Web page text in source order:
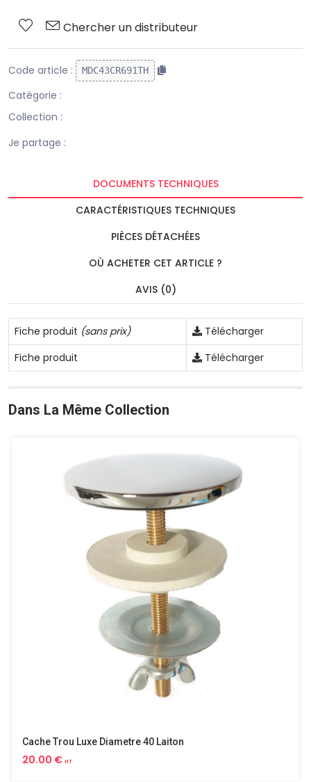
Chercher un distributeur
Code article : MDC43CR691TH
Catégorie :
Collection :
Je partage :
DOCUMENTS TECHNIQUES
CARACTÉRISTIQUES TECHNIQUES
PIÈCES DÉTACHÉES
OÙ ACHETER CET ARTICLE ?
AVIS (0)
Fiche produit (sans prix)
Télécharger
Fiche produit
Télécharger
Dans La Même Collection
Cache Trou Luxe Diametre 40 Laiton
20.00 € HT